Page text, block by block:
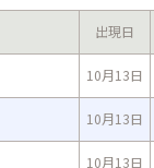
出現日
10月13日
10月13日
10月13日